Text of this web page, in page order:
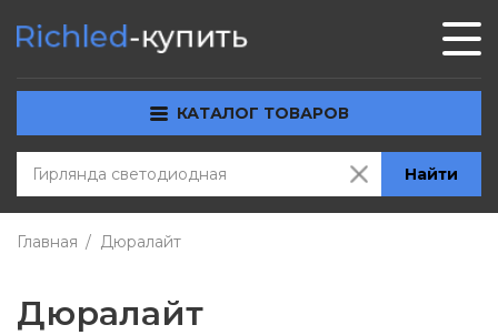
КАТАЛОГ ТОВАРОВ
Найти
Главная Дюралайт
Дюралайт